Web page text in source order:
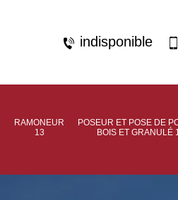
indisponible
RAMONEUR
13
POSEUR ET POSE DE
BOIS ET GRANULÉ